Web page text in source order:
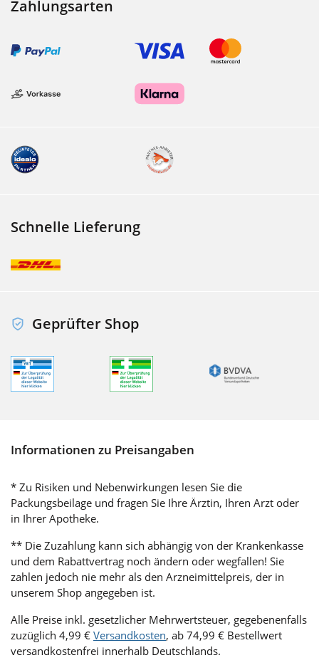
Zahlungsarten
Schnelle Lieferung
Geprüfter Shop
Informationen zu Preisangaben
* Zu Risiken und Nebenwirkungen lesen Sie die
Packungsbeilage und fragen Sie Ihre Ärztin, Ihren Arzt oder
in Ihrer Apotheke.
** Die Zuzahlung kann sich abhängig von der Krankenkasse
und dem Rabattvertrag noch ändern oder wegfallen! Sie
zahlen jedoch nie mehr als den Arzneimittelpreis, der in
unserem Shop angegeben ist.
Alle Preise inkl. gesetzlicher Mehrwertsteuer, gegebenenfalls
zuzüglich 4,99 € Versandkosten, ab 74,99 € Bestellwert
versandkostenfrei innerhalb Deutschlands.